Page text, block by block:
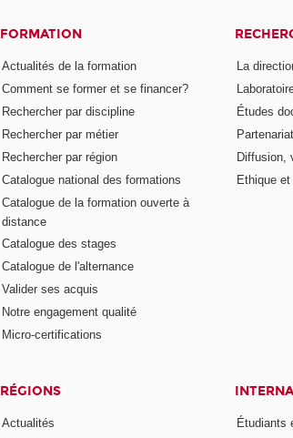
FORMATION
Actualités de la formation
Comment se former et se financer?
Rechercher par discipline
Rechercher par métier
Rechercher par région
Catalogue national des formations
Catalogue de la formation ouverte à
distance
Catalogue des stages
Catalogue de l'alternance
Valider ses acquis
Notre engagement qualité
Micro-certifications
La
Études
Diffusion,
Ethique
RÉGIONS
Actualités
Étudiants